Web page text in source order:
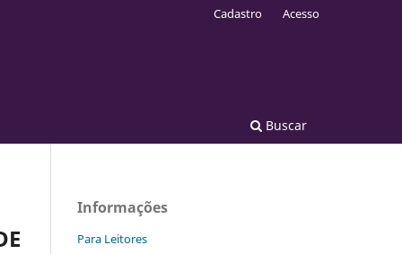
Buscar
Cadastro Acesso
Informações
Para Leitores